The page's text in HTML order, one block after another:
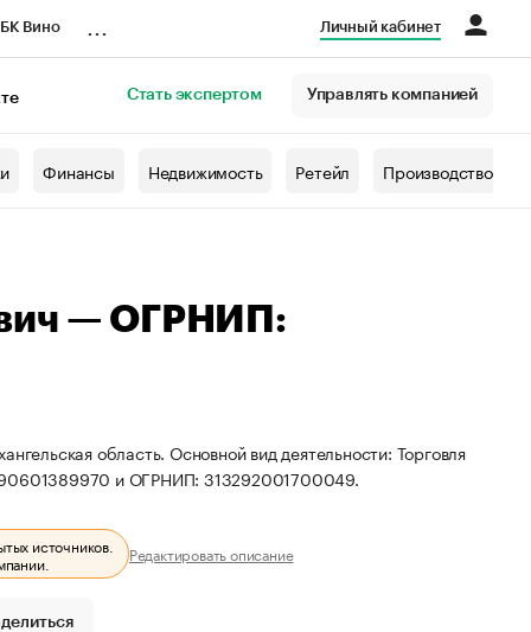
Вино Личный кабинет
Стать экспертом Управлять компанией
Финансы Недвижимость Ретейл Производство
— ОГРНИП:
область. Основной вид деятельности: Торговля
и ОГРНИП: 313292001700049.
источников.
Редактировать описание